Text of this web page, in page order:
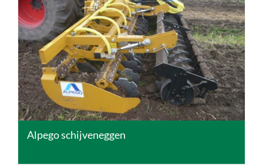
DETAILS
Alpego schijveneggen